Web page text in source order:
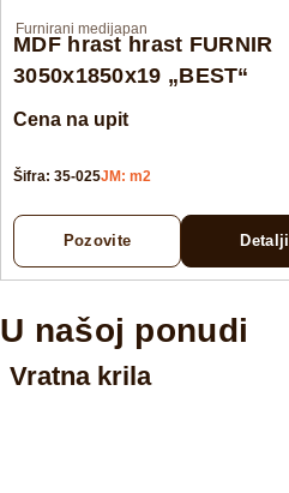
Furnirani medijapan
MDF hrast hrast FURNIR
3050x1850x19 „BEST“
Cena na upit
Šifra: 35-025JM: m2
Pozovite Detalji
U našoj ponudi
Vratna krila